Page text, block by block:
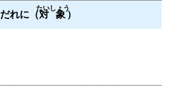
だれに（対象
たいしょう
）